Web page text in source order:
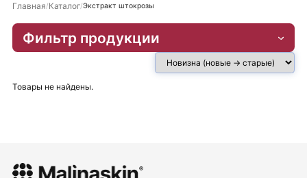
Главная Каталог Экстракт штокрозы
Фильтр продукции
Товары не найдены.